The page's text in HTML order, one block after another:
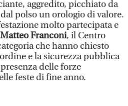
aggredito, picchiato da
polso un orologio di valore.
molto partecipata e
Matteo Franconi, il Centro
che hanno chiesto
e la sicurezza pubblica
delle forze
feste di fine anno.